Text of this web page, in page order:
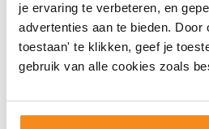
je ervaring te verbeteren, en
advertenties aan te bieden. Door
toestaan' te klikken, geef je
gebruik van alle cookies zoals
Vóór 14:00 besteld,
volgende werkdag in huis
754,60
539,00
Meer info